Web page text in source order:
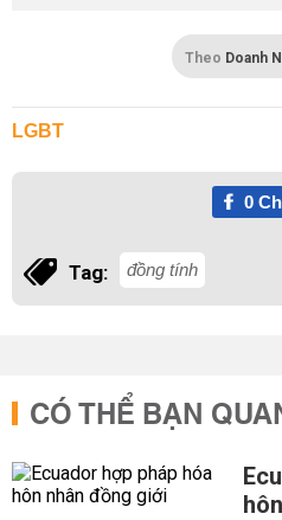
Theo Doanh
LGBT
0
Tag: đồng tính
CÓ THỂ BẠN